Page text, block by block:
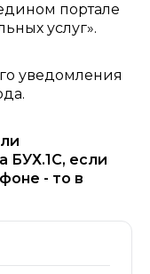
портале
услуг».
уведомления
БУХ.1С, если
- то в